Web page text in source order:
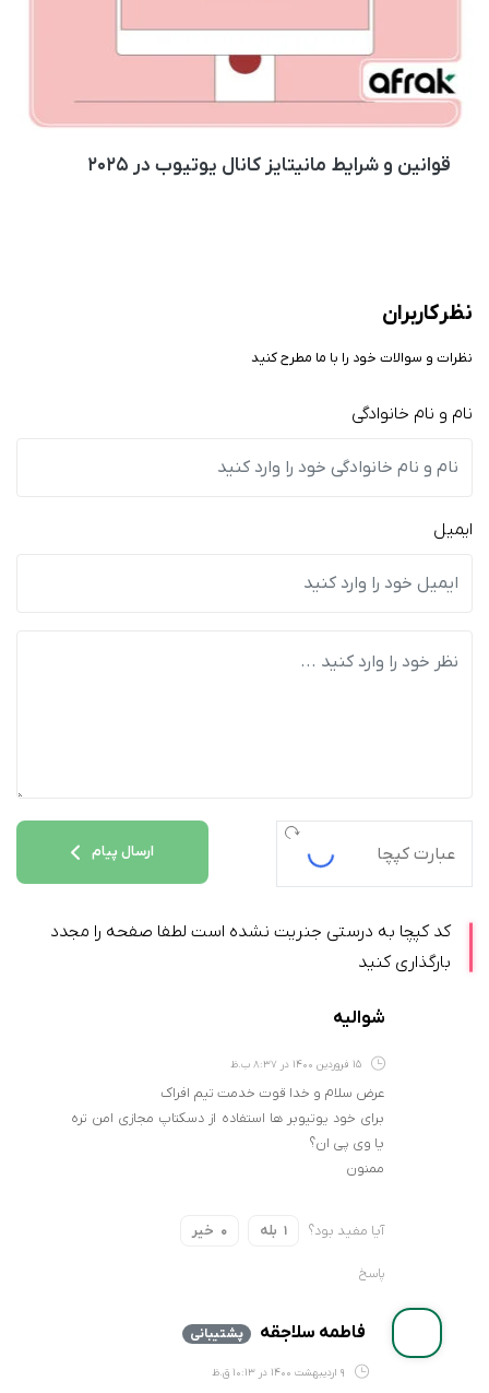
قوانین و شرایط مانیتایز کانال یوتیوب در ۲۰۲۵
نظر کاربران
نظرات و سوالات خود را با ما مطرح کنید
نام و نام خانوادگی
ایمیل
ارسال پیام
کد کپچا به درستی جنریت نشده است لطفا صفحه را مجدد
بارگذاری کنید
شوالیه
15 فروردین 1400 در 8:37 ب.ظ
عرض سلام و خدا قوت خدمت تیم افراک
برای خود یوتیوبر ها استفاده از دسکتاپ مجازی امن تره
یا وی پی ان؟
ممنون
آیا مفید بود؟ 1 بله 0 خیر
پاسخ
فاطمه سلاجقه پشتیبانی
9 اردیبهشت 1400 در 10:13 ق.ظ